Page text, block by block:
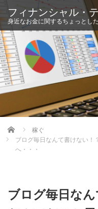
フィナンシャル・
身近なお金に関するちょっとし
Home
稼ぐ
ブログ毎日なんて書けない！
へ・・・
ブログ毎日な